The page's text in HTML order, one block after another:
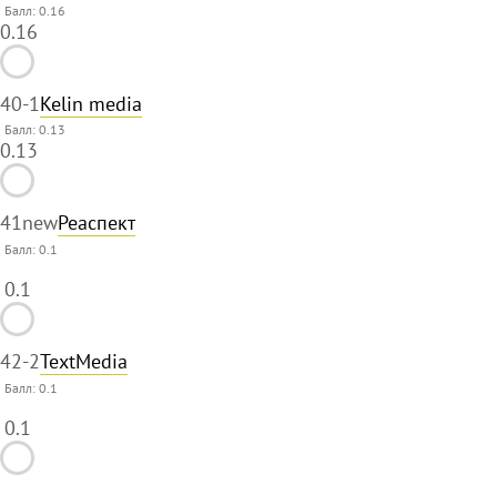
Балл: 0.16
0.16
40-1Kelin media
Балл: 0.13
0.13
41newРеаспект
Балл:0.1
0.1
42-2TextMedia
Балл:0.1
0.1